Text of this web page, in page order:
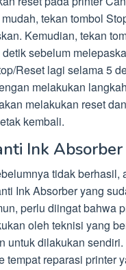
tekan tombol
Kemudian, tekan
sebelum
Reset lagi selama 5
melakukan
melakukan reset
kembali.
Ink Absorber
tidak berhasil,
Ink Absorber yang
perlu diingat bahwa
oleh teknisi yang
untuk dilakukan
tempat reparasi printer